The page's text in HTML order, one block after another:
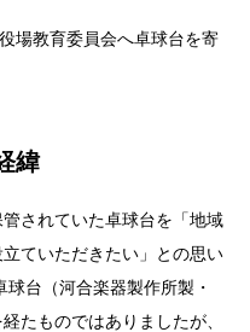
場教育委員会へ卓球台を寄
緯
されていた卓球台を「地域
ていただきたい」との思い
台（河合楽器製作所製・
たものではありましたが、